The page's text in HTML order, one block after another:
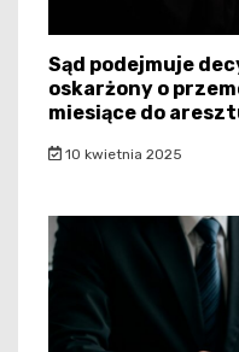
Sąd podejmuje
oskarżony o
miesiące do
10 kwietnia 2025